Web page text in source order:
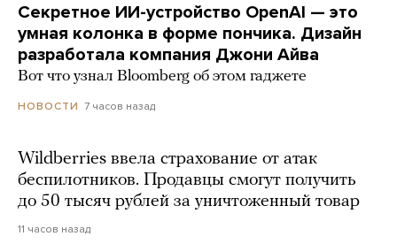
Секретное ИИ-устройство OpenAI — это
умная колонка в форме пончика. Дизайн
разработала компания Джони Айва
Вот что узнал Bloomberg об этом гаджете
НОВОСТИ 7 часов назад
Wildberries ввела страхование от атак
беспилотников. Продавцы смогут получить
до 50 тысяч рублей за уничтоженный товар
11 часов назад